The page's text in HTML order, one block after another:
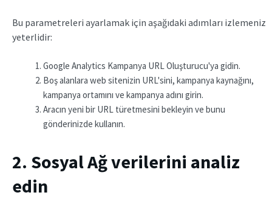
Bu parametreleri ayarlamak için aşağıdaki adımları izlemeniz
yeterlidir:
Google Analytics Kampanya URL Oluşturucu'ya gidin.
Boş alanlara web sitenizin URL'sini, kampanya kaynağını,
kampanya ortamını ve kampanya adını girin.
Aracın yeni bir URL türetmesini bekleyin ve bunu
gönderinizde kullanın.
2. Sosyal Ağ verilerini analiz
edin